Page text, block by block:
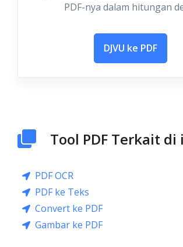
PDF-nya dalam hitungan
DJVU ke PDF
Tool PDF Terkait di
PDF OCR
PDF ke Teks
Convert ke PDF
Gambar ke PDF